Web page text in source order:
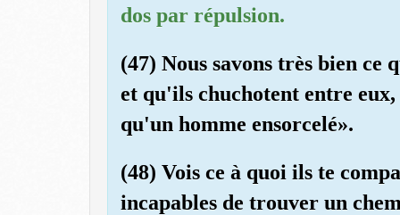
dos par répulsion.
(47) Nous savons très bien
et qu'ils chuchotent entre
qu'un homme ensorcelé».
(48) Vois ce à quoi ils te
incapables de trouver un